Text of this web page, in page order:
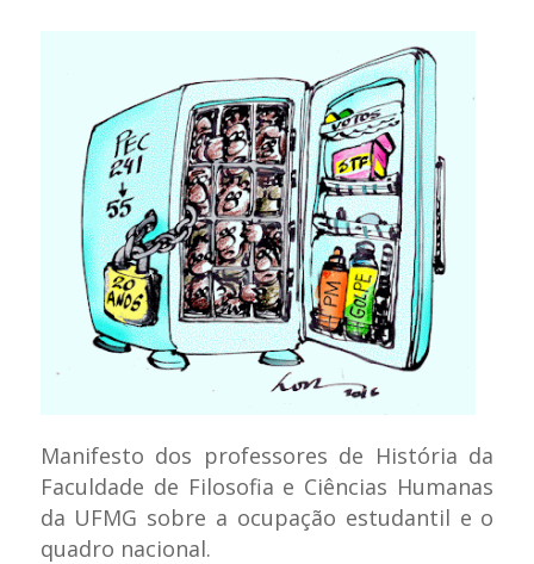
Manifesto dos professores de História da
Faculdade de Filosofia e Ciências Humanas
da UFMG sobre a ocupação estudantil e o
quadro nacional.